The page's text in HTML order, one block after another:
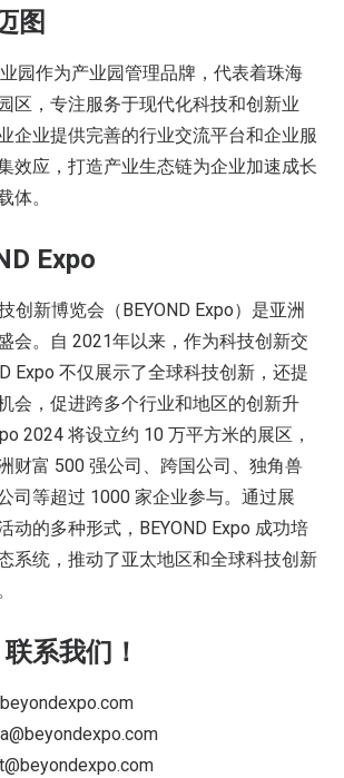
图
园作为产业园管理品牌，代表着珠海
区，专注服务于现代化科技和创新业
企业提供完善的行业交流平台和企业服
效应，打造产业生态链为企业加速成长
体。
Expo
创新博览会（BEYOND Expo）是亚洲
会。自 2021年以来，作为科技创新交
Expo 不仅展示了全球科技创新，还提
会，促进跨多个行业和地区的创新升
2024 将设立约 10 万平方米的展区，
财富 500 强公司、跨国公司、独角兽
司等超过 1000 家企业参与。通过展
动的多种形式，BEYOND Expo 成功培
系统，推动了亚太地区和全球科技创新
系我们！